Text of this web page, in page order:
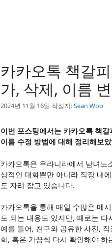
카카오톡 책갈
가, 삭제, 이름
2024년 11월 16일 작성자:Sean Woo
이번 포스팅에서는 카카오톡 책
이름 수정 방법에 대해 정리해보
카카오톡은 우라니라에서 남녀노
상적인 대화뿐만 아니라 직장 내
도 자리 잡고 있습니다.
카카오톡을 통해 매일 수많은 메
도 되는 내용도 있지만, 때로는
예를 들어, 친구와 공유한 사진,
화, 혹은 가끔씩 다시 확인해야